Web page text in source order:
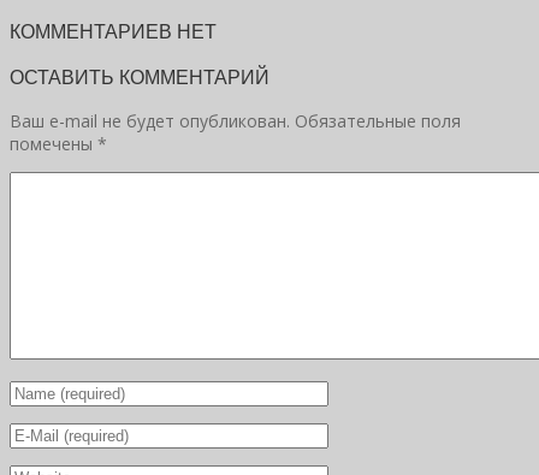
КОММЕНТАРИЕВ НЕТ
ОСТАВИТЬ КОММЕНТАРИЙ
Ваш e-mail не будет опубликован. Обязательные поля
помечены *